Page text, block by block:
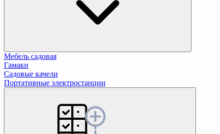
Мебель садовая
Гамаки
Садовые качели
Портативные электростанции